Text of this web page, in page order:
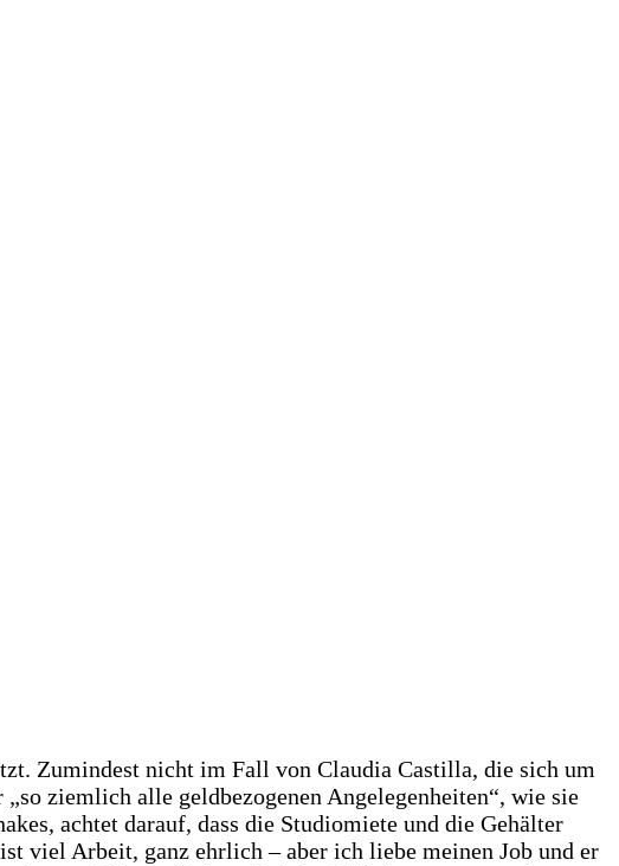
Zumindest nicht im Fall von Claudia Castilla, die sich um
ziemlich alle geldbezogenen Angelegenheiten“, wie sie
achtet darauf, dass die Studiomiete und die Gehälter
viel Arbeit, ganz ehrlich – aber ich liebe meinen Job und er